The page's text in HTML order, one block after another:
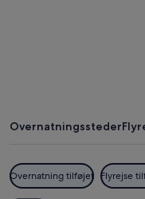
Overnatningssteder
Overnatning tilføjet Flyrejse